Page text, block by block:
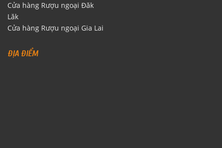
Cửa hàng Rượu ngoại Đăk
Lăk
Cửa hàng Rượu ngoại Gia Lai
ĐỊA ĐIỂM